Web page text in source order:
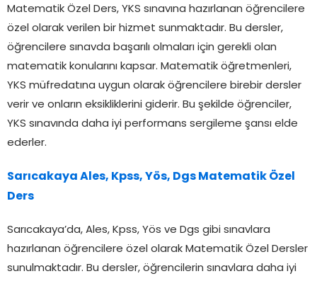
Matematik Özel Ders, YKS sınavına hazırlanan öğrencilere
özel olarak verilen bir hizmet sunmaktadır. Bu dersler,
öğrencilere sınavda başarılı olmaları için gerekli olan
matematik konularını kapsar. Matematik öğretmenleri,
YKS müfredatına uygun olarak öğrencilere birebir dersler
verir ve onların eksikliklerini giderir. Bu şekilde öğrenciler,
YKS sınavında daha iyi performans sergileme şansı elde
ederler.
Sarıcakaya Ales, Kpss, Yös, Dgs Matematik Özel
Ders
Sarıcakaya’da, Ales, Kpss, Yös ve Dgs gibi sınavlara
hazırlanan öğrencilere özel olarak Matematik Özel Dersler
sunulmaktadır. Bu dersler, öğrencilerin sınavlara daha iyi